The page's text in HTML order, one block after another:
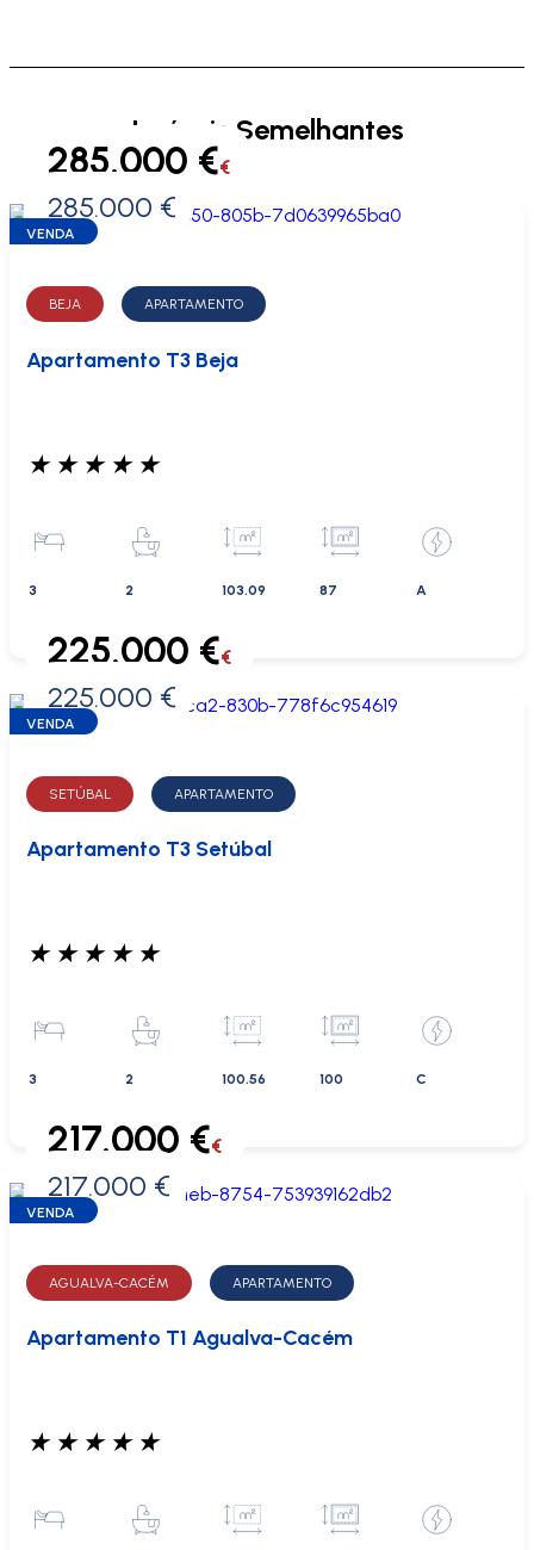
Imóveis Semelhantes
0 €
285.000 €€
285.000 €
VENDA
BEJA APARTAMENTO
Apartamento T3 Beja
★ ★ ★ ★ ★
3 2 103.09 87 A
0 €
225.000 €€
225.000 €
VENDA
SETÚBAL APARTAMENTO
Apartamento T3 Setúbal
★ ★ ★ ★ ★
3 2 100.56 100 C
0 €
217.000 €€
217.000 €
VENDA
AGUALVA-CACÉM APARTAMENTO
Apartamento T1 Agualva-Cacém
★ ★ ★ ★ ★